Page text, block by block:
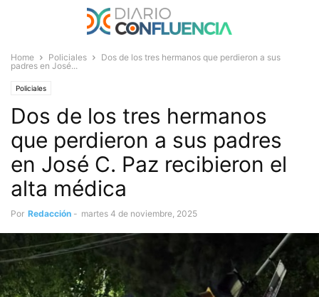
Home Policiales
Dos de los tres hermanos que perdieron a sus
padres en José...
Policiales
Dos de los tres hermanos
que perdieron a sus padres
en José C. Paz recibieron el
alta médica
Por Redacción - martes 4 de noviembre, 2025